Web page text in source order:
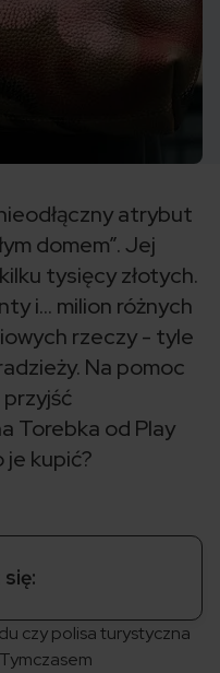
atrybut
domem”. Jej
tysięcy złotych.
i... milion różnych
rzeczy - tyle
Na pomoc
Torebka od Play
kupić?
czy polisa turystyczna